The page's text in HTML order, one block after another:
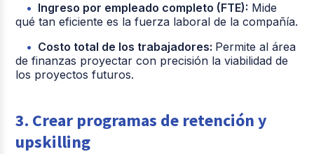
Ingreso por empleado completo (FTE): Mide
qué tan eficiente es la fuerza laboral de la compañía.
Costo total de los trabajadores: Permite al área
de finanzas proyectar con precisión la viabilidad de
los proyectos futuros.
3. Crear programas de retención y
upskilling